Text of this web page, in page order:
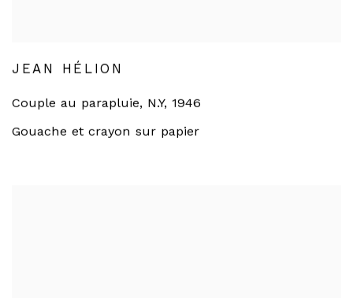
JEAN HÉLION
Couple au parapluie, N.Y, 1946
Gouache et crayon sur papier